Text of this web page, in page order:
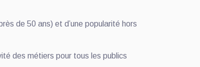
de 50 ans) et d’une popularité hors
des métiers pour tous les publics